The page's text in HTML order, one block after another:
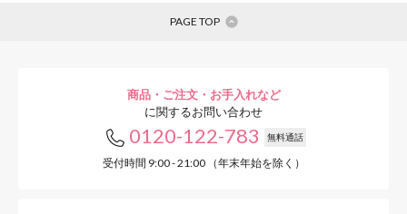
PAGE TOP
商品・ご注文・お手入れなど
に関するお問い合わせ
0120-122-783 無料通話
受付時間 9:00 - 21:00 （年末年始を除く）